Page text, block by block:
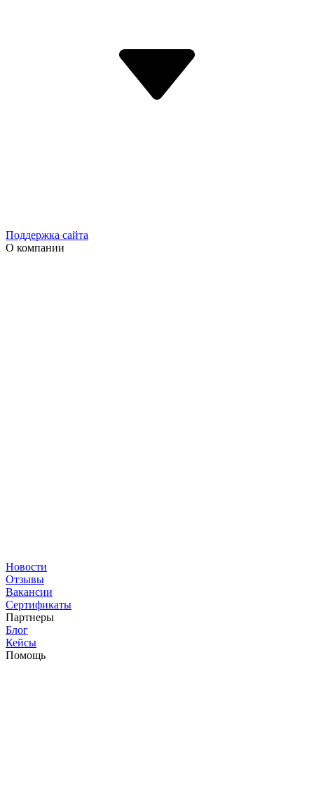
Поддержка сайта
О компании
Новости
Отзывы
Вакансии
Сертификаты
Партнеры
Блог
Кейсы
Помощь